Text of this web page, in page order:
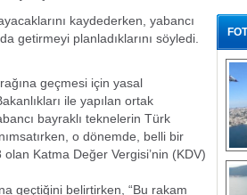
kaydederken, yabancı
getirmeyi planladıklarını söyledi.
geçmesi için yasal
ile yapılan ortak
bayraklı teknelerin Türk
o dönemde, belli bir
Katma Değer Vergisi’nin (KDV)
geçtiğini belirtirken, “Bu rakam